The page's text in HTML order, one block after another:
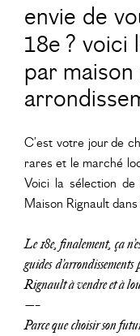
envie de
18e ? voici
par
C’est votre jour de
rares et le marché
Voici la sélection
Maison Rignault
Le 18e, finalement, ça
guides d’arrondissements
Rignault à vendre et à
—–
Parce que choisir son